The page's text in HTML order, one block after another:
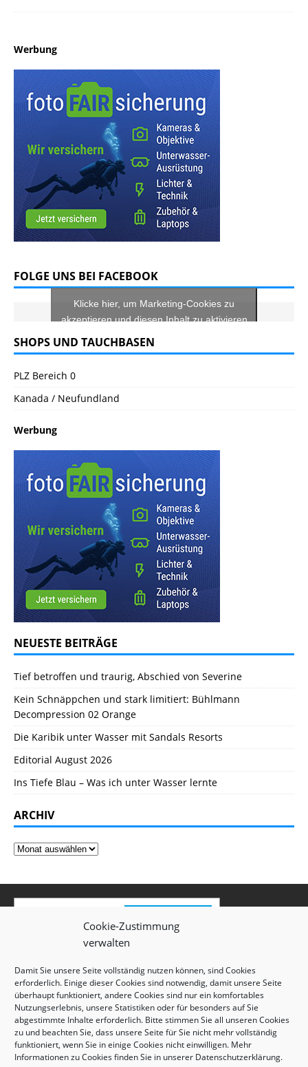
Cookie-Zustimmung
verwalten
Damit Sie unsere Seite vollständig nutzen können, sind Cookies
erforderlich. Einige dieser Cookies sind notwendig, damit unsere Seite
überhaupt funktioniert, andere Cookies sind nur ein komfortables
Nutzungserlebnis, unsere Statistiken oder für besonders auf Sie
abgestimmte Inhalte erforderlich. Bitte stimmen Sie all unseren Cookies
zu und beachten Sie, dass unsere Seite für Sie nicht mehr vollständig
funktioniert, wenn Sie in einige Cookies nicht einwilligen. Mehr
Informationen zu Cookies finden Sie in unserer Datenschutzerklärung.
Werbung
FOLGE UNS BEI FACEBOOK
Klicke hier, um Marketing-Cookies zu
akzeptieren und diesen Inhalt zu aktivieren
SHOPS UND TAUCHBASEN
PLZ Bereich 0
Kanada / Neufundland
Werbung
NEUESTE BEITRÄGE
Tief betroffen und traurig, Abschied von Severine
Kein Schnäppchen und stark limitiert: Bühlmann
Decompression 02 Orange
Die Karibik unter Wasser mit Sandals Resorts
Editorial August 2026
Ins Tiefe Blau – Was ich unter Wasser lernte
ARCHIV